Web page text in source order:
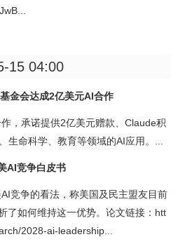
15 04:00
金会达成2亿美元AI合作
，承诺提供2亿美元赠款、Claude积
生命科学、教育等领域的AI应用。...
AI竞争白皮书
竞争的看法，称美国及民主盟友目前
了如何维持这一优势。论文链接：htt
2028-ai-leadership...